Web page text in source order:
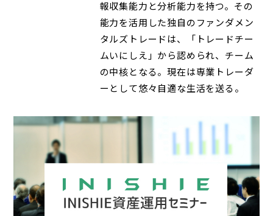
報収集能力と分析能力を持つ。その
能力を活用した独自のファンダメン
タルズトレードは、「トレードチー
ムいにしえ」から認められ、チーム
の中核となる。現在は専業トレーダ
ーとして悠々自適な生活を送る。